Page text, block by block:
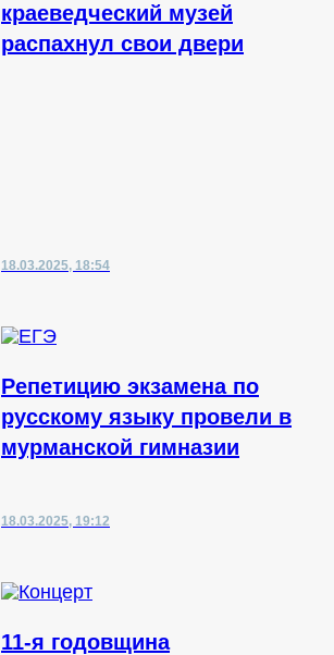
краеведческий музей
распахнул свои двери
18.03.2025, 18:54
Репетицию экзамена по
русскому языку провели в
мурманской гимназии
18.03.2025, 19:12
11-я годовщина